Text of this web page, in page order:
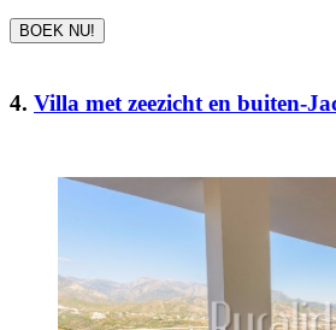
BOEK NU!
4. Villa met zeezicht en buiten-